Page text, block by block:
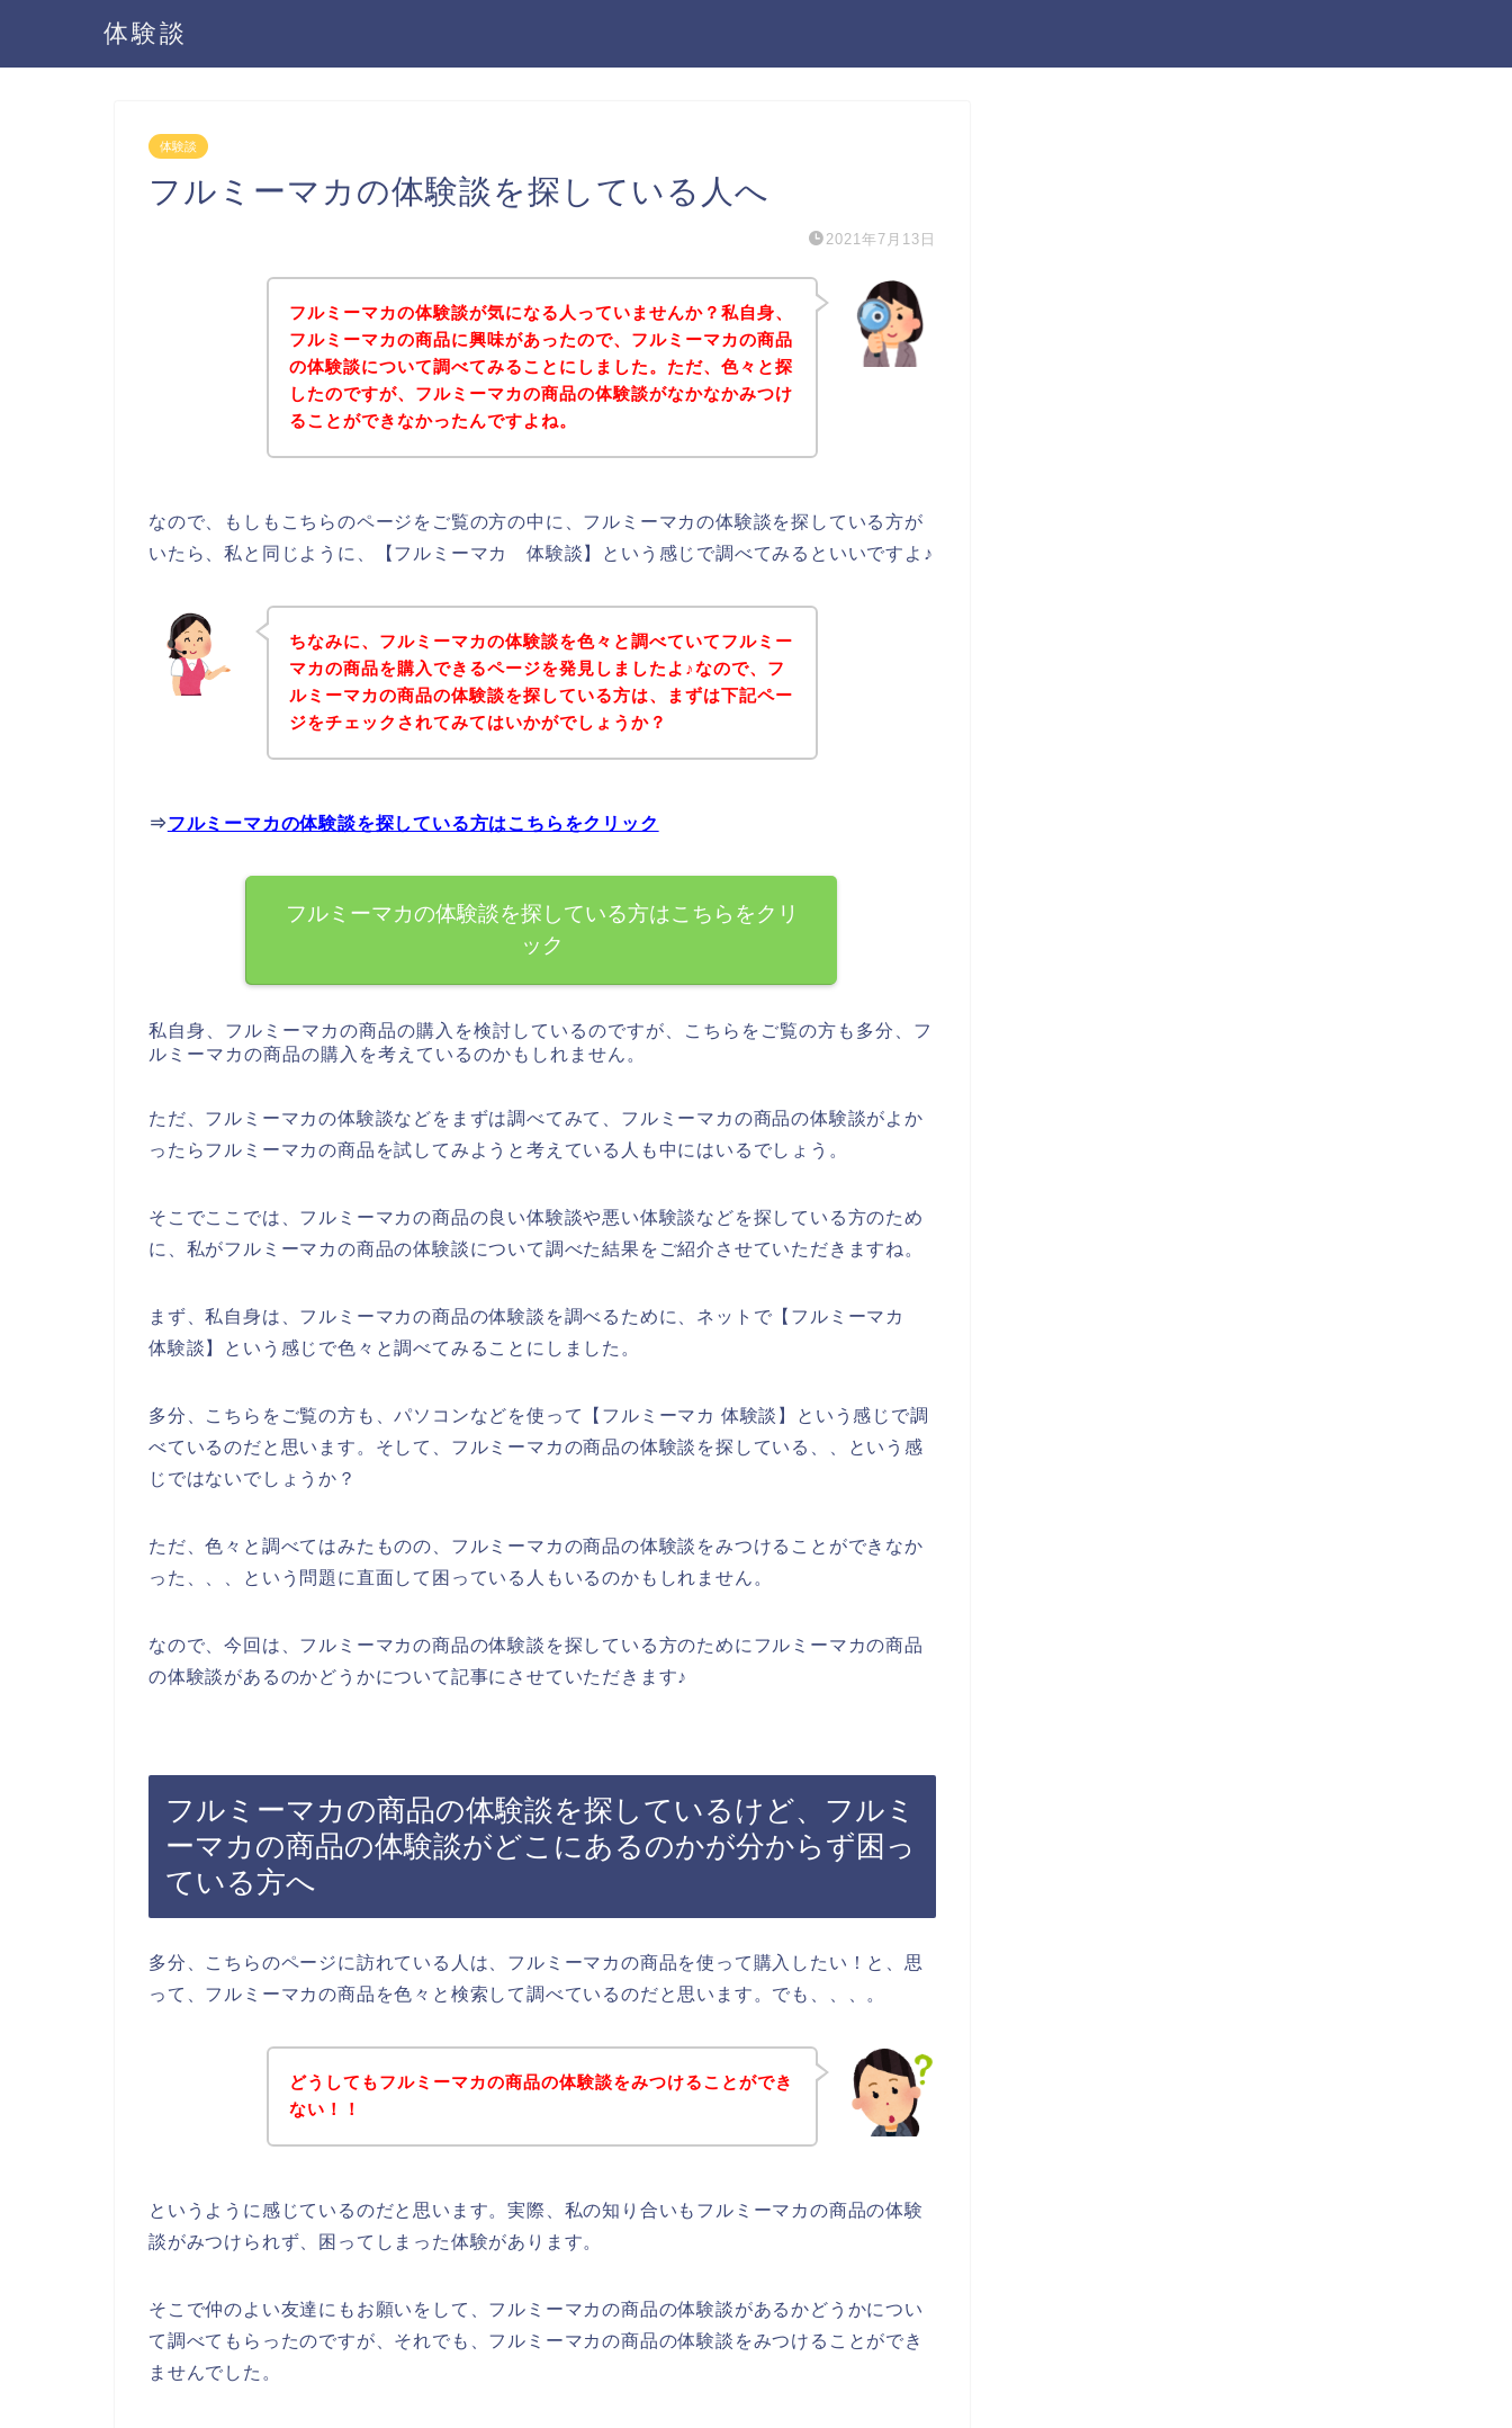
体験談
体験談
フルミーマカの体験談を探している人へ
2021年7月13日
フルミーマカの体験談が気になる人っていませんか？私自身、
フルミーマカの商品に興味があったので、フルミーマカの商品
の体験談について調べてみることにしました。ただ、色々と探
したのですが、フルミーマカの商品の体験談がなかなかみつけ
ることができなかったんですよね。
なので、もしもこちらのページをご覧の方の中に、フルミーマカの体験談を探している方が
いたら、私と同じように、【フルミーマカ 体験談】という感じで調べてみるといいですよ♪
ちなみに、フルミーマカの体験談を色々と調べていてフルミー
マカの商品を購入できるページを発見しましたよ♪なので、フ
ルミーマカの商品の体験談を探している方は、まずは下記ペー
ジをチェックされてみてはいかがでしょうか？
⇒フルミーマカの体験談を探している方はこちらをクリック
フルミーマカの体験談を探している方はこちらをクリ
ック
私自身、フルミーマカの商品の購入を検討しているのですが、こちらをご覧の方も多分、フ
ルミーマカの商品の購入を考えているのかもしれません。
ただ、フルミーマカの体験談などをまずは調べてみて、フルミーマカの商品の体験談がよか
ったらフルミーマカの商品を試してみようと考えている人も中にはいるでしょう。
そこでここでは、フルミーマカの商品の良い体験談や悪い体験談などを探している方のため
に、私がフルミーマカの商品の体験談について調べた結果をご紹介させていただきますね。
まず、私自身は、フルミーマカの商品の体験談を調べるために、ネットで【フルミーマカ
体験談】という感じで色々と調べてみることにしました。
多分、こちらをご覧の方も、パソコンなどを使って【フルミーマカ 体験談】という感じで調
べているのだと思います。そして、フルミーマカの商品の体験談を探している、、という感
じではないでしょうか？
ただ、色々と調べてはみたものの、フルミーマカの商品の体験談をみつけることができなか
った、、、という問題に直面して困っている人もいるのかもしれません。
なので、今回は、フルミーマカの商品の体験談を探している方のためにフルミーマカの商品
の体験談があるのかどうかについて記事にさせていただきます♪
フルミーマカの商品の体験談を探しているけど、フルミ
ーマカの商品の体験談がどこにあるのかが分からず困っ
ている方へ
多分、こちらのページに訪れている人は、フルミーマカの商品を使って購入したい！と、思
って、フルミーマカの商品を色々と検索して調べているのだと思います。でも、、、。
どうしてもフルミーマカの商品の体験談をみつけることができ
ない！！
というように感じているのだと思います。実際、私の知り合いもフルミーマカの商品の体験
談がみつけられず、困ってしまった体験があります。
そこで仲のよい友達にもお願いをして、フルミーマカの商品の体験談があるかどうかについ
て調べてもらったのですが、それでも、フルミーマカの商品の体験談をみつけることができ
ませんでした。